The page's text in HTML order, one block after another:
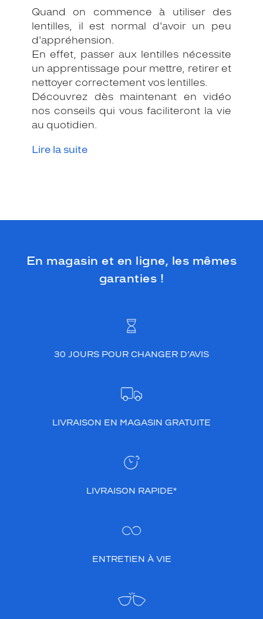
Quand on commence à utiliser des
lentilles, il est normal d'avoir un peu
d'appréhension.
En effet, passer aux lentilles nécessite
un apprentissage pour mettre, retirer et
nettoyer correctement vos lentilles.
Découvrez dès maintenant en vidéo
nos conseils qui vous faciliteront la vie
au quotidien.
Lire la suite
En magasin et en ligne, les mêmes
garanties !
30 JOURS POUR CHANGER D’AVIS
LIVRAISON EN MAGASIN GRATUITE
LIVRAISON RAPIDE*
ENTRETIEN À VIE